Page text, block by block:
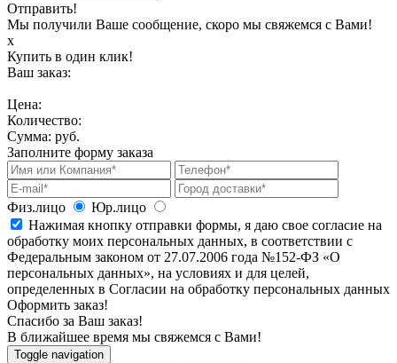
Отправить!
Мы получили Ваше сообщение, скоро мы свяжемся с Вами!
х
Купить в один клик!
Ваш заказ:
Цена:
Количество:
Сумма: руб.
Заполните форму заказа
Физ.лицо
Юр.лицо
Нажимая кнопку отправки формы, я даю свое согласие на
обработку моих персональных данных, в соответствии с
Федеральным законом от 27.07.2006 года №152-ФЗ «О
персональных данных», на условиях и для целей,
определенных в Согласии на обработку персональных данных
Оформить заказ!
Спасибо за Ваш заказ!
В ближайшее время мы свяжемся с Вами!
Toggle navigation